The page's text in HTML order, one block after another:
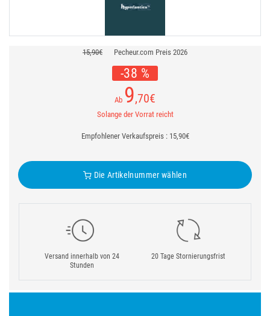
15,90€ Pecheur.com Preis 2026
-38 %
Ab 9,70€
Solange der Vorrat reicht
Empfohlener Verkaufspreis : 15,90€
Die Artikelnummer wählen
Versand innerhalb von 24
Stunden
20 Tage Stornierungsfrist